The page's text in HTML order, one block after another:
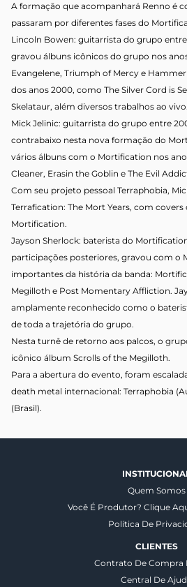
A formação que acompanhará Renno é
passaram por diferentes fases do
Lincoln Bowen: guitarrista do grupo entre
gravou álbuns icônicos do grupo nos
Evangelene, Triumph of Mercy e
dos anos 2000, como The Silver Cord is
Skelataur, além diversos trabalhos ao vivo.
Mick Jelinic: guitarrista do grupo entre
contrabaixo nesta nova formação do
vários álbuns com o Mortification nos
Cleaner, Erasin the Goblin e The Evil
Com seu projeto pessoal Terraphobia,
Terrafication: The Mort Years, com covers
Mortification.
Jayson Sherlock: baterista do
participações posteriores, gravou com o
importantes da história da banda:
Megilloth e Post Momentary Affliction.
amplamente reconhecido como o
de toda a trajetória do grupo.
Nesta turnê de retorno aos palcos, o
icônico álbum Scrolls of the Megilloth.
Para a abertura do evento, foram
death metal internacional: Terraphobia
(Brasil).
Quem Somos
Você É Produtor? Clique
Política De
CLIENTES
Contrato De Compra
Central De